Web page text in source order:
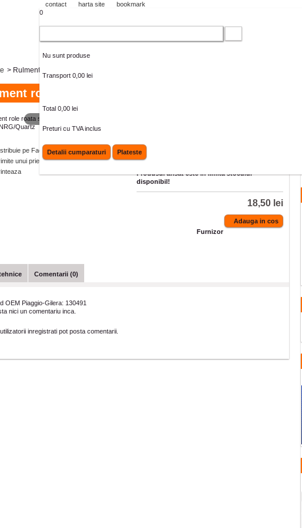
contact harta site bookmark
0
Nu sunt produse
Transport 0,00 lei
Total 0,00 lei
Preturi cu TVA inclus
Detalii cumparaturi Plateste
> Rulment role roata spate 12x18x12 Free/NRG/Quartz
role roata spate 12x18x12 Free/NRG/Quartz
pe Facebook
unui prieten
Produsul afisat este in limita stocului
disponibil!
18,50 lei
Furnizor
Comentarii (0)
OEM Piaggio-Gilera: 130491
nici un comentariu inca.
inregistrati pot posta comentarii.